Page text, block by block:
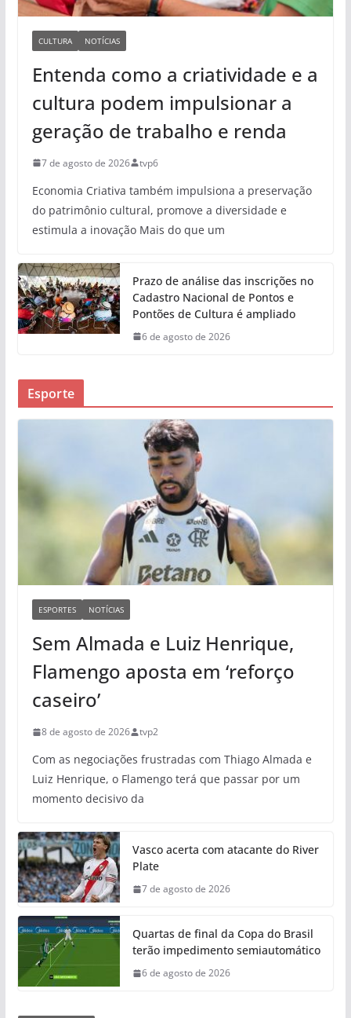
CULTURA NOTÍCIAS
Entenda como a criatividade e a
cultura podem impulsionar a
geração de trabalho e renda
7 de agosto de 2026 tvp6
Economia Criativa também impulsiona a preservação
do patrimônio cultural, promove a diversidade e
estimula a inovação Mais do que um
Prazo de análise das inscrições no
Cadastro Nacional de Pontos e
Pontões de Cultura é ampliado
6 de agosto de 2026
Esporte
ESPORTES NOTÍCIAS
Sem Almada e Luiz Henrique,
Flamengo aposta em ‘reforço
caseiro’
8 de agosto de 2026 tvp2
Com as negociações frustradas com Thiago Almada e
Luiz Henrique, o Flamengo terá que passar por um
momento decisivo da
Vasco acerta com atacante do River
Plate
7 de agosto de 2026
Quartas de final da Copa do Brasil
terão impedimento semiautomático
6 de agosto de 2026